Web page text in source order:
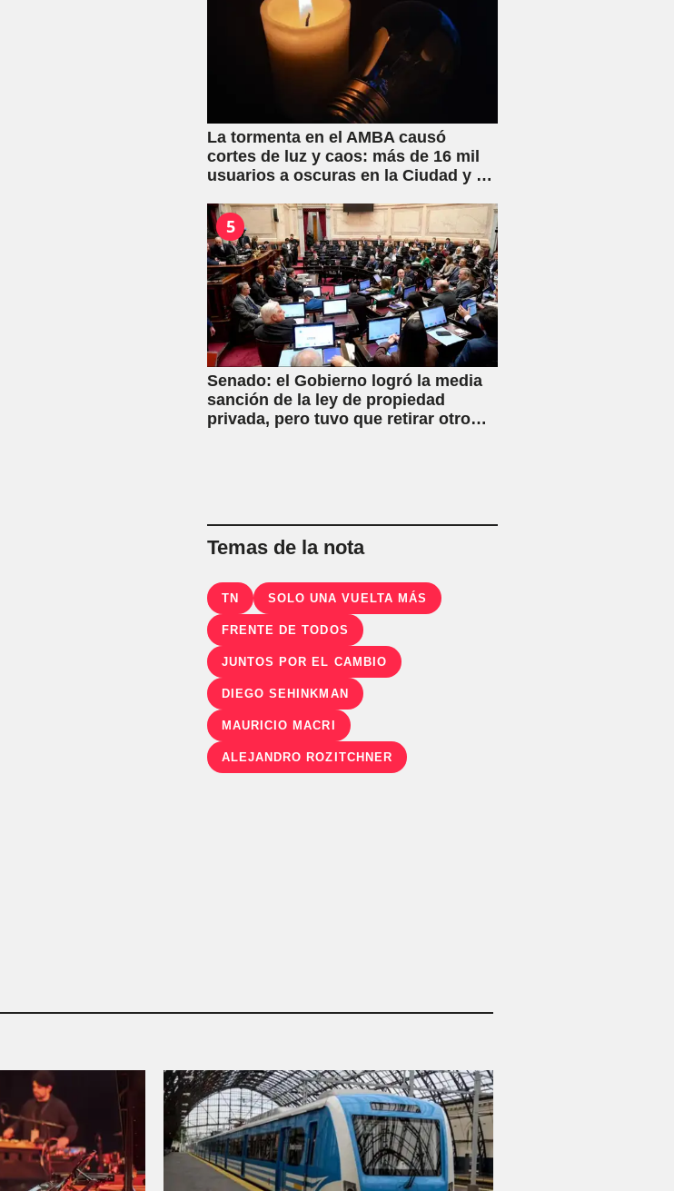
La tormenta en el AMBA causó
cortes de luz y caos: más de 16 mil
usuarios a oscuras en la Ciudad y el
5
Senado: el Gobierno logró la media
sanción de la ley de propiedad
privada, pero tuvo que retirar otro
Temas de la nota
TN SOLO UNA VUELTA MÁS
FRENTE DE TODOS
JUNTOS POR EL CAMBIO
DIEGO SEHINKMAN
MAURICIO MACRI
ALEJANDRO ROZITCHNER